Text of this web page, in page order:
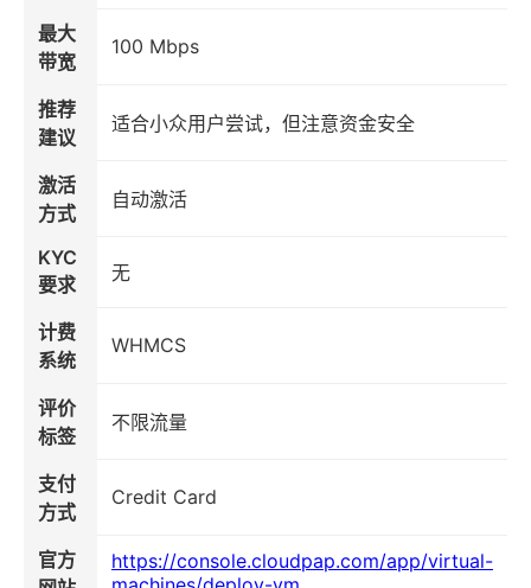
最大
带宽
100 Mbps
推荐
建议
适合小众用户尝试，但注意资金安全
激活
方式
自动激活
KYC
要求
无
计费
系统
WHMCS
评价
标签
不限流量
支付
方式
Credit Card
官方
https://console.cloudpap.com/app/virtual-